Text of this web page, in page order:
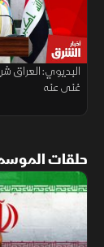
البديوي: العراق
غنى عنه
حلقات الموسم